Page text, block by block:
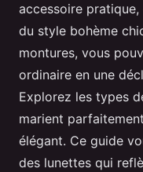
accessoire
du style bohème
montures, vous
ordinaire en une
Explorez les types
marient
élégant. Ce guide
des lunettes qui